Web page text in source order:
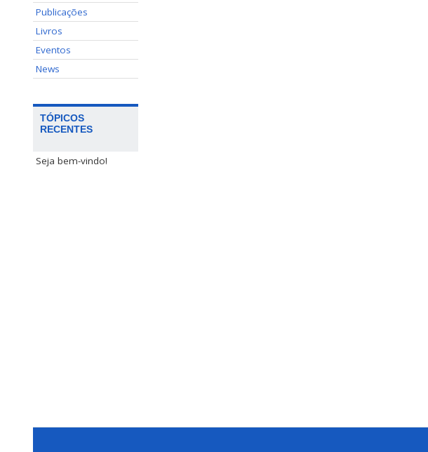
Publicações
Livros
Eventos
News
TÓPICOS
RECENTES
Seja bem-vindo!